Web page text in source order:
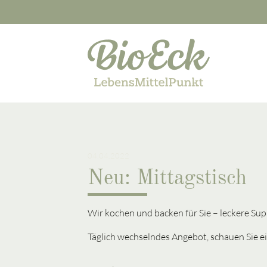
Neu: Mittagstisch
Wir kochen und backen für Sie – leckere
Täglich wechselndes Angebot, schauen Sie